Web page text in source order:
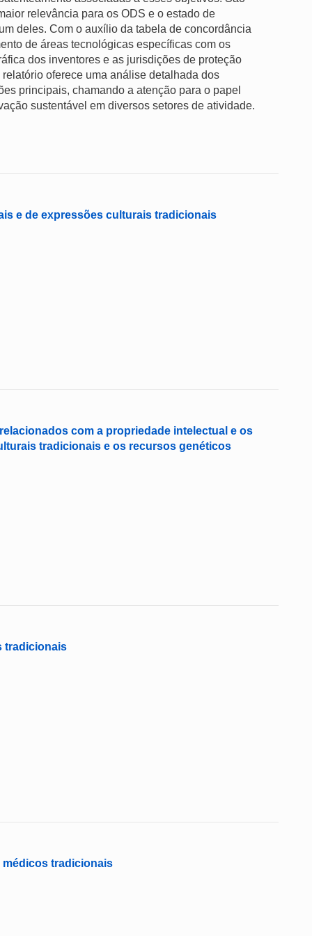
relevância para os ODS e o estado de
deles. Com o auxílio da tabela de concordância
de áreas tecnológicas específicas com os
dos inventores e as jurisdições de proteção
oferece uma análise detalhada dos
principais, chamando a atenção para o papel
sustentável em diversos setores de atividade.
e de expressões culturais tradicionais
com a propriedade intelectual e os
tradicionais e os recursos genéticos
tradicionais
tradicionais